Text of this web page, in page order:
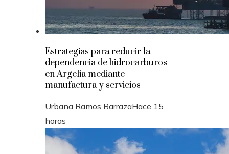
Estrategias para reducir la
dependencia de hidrocarburos
en Argelia mediante
manufactura y servicios
Urbana Ramos BarrazaHace 15
horas